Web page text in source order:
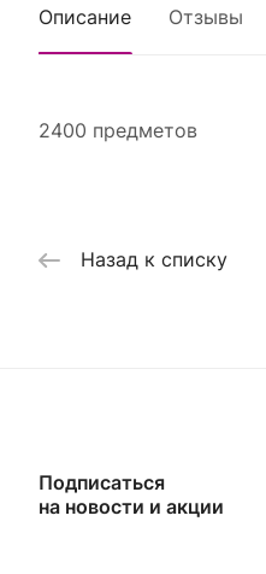
Описание Отзывы
2400 предметов
Назад к списку
Подписаться
на новости и акции